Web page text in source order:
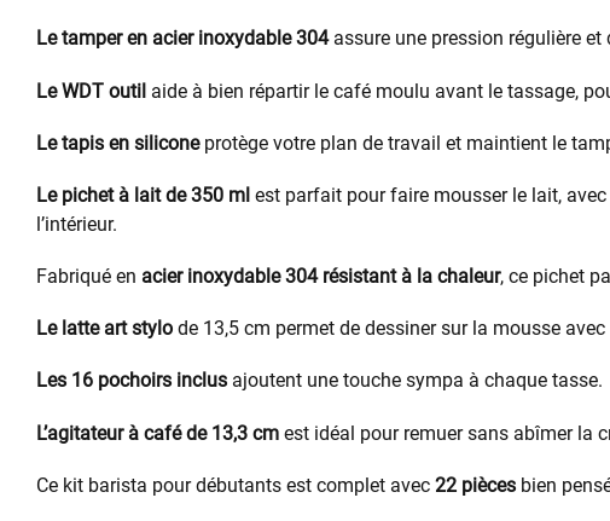
Le tamper en acier inoxydable 304assure une pression régulière et
Le WDT outil aide à bien répartir le café moulu avant le tassage,
Le tapis en siliconeprotège votre plan de travail et maintient le
Le pichet à lait de 350 ml est parfait pour faire mousser le lait,
l’intérieur.
Fabriqué en acier inoxydable 304 résistant à la chaleur, ce pichet
Le latte art stylo de 13,5 cm permet de dessiner sur la mousse
Les 16 pochoirs inclus ajoutent une touche sympa à chaque tasse.
L’agitateur à café de 13,3 cm est idéal pour remuer sans abîmer la
Ce kit barista pour débutants est complet avec 22 pièces bien